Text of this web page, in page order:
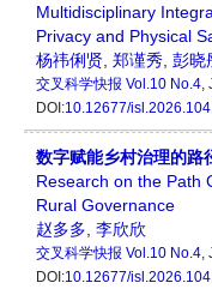
Multidisciplinary
Privacy and Physical
杨祎俐贤 郑谨秀 彭晓
交叉科学快报 Vol.10 No.4,
DOI:10.12677/
数字赋能乡村治理的路
Research on the Path
Rural Governance
赵多多 李欣欣
交叉科学快报 Vol.10 No.4,
DOI:10.12677/